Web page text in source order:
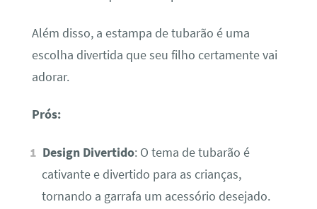
Além disso, a estampa de tubarão é uma
escolha divertida que seu filho certamente vai
adorar.
Prós:
Design Divertido: O tema de tubarão é
cativante e divertido para as crianças,
tornando a garrafa um acessório desejado.